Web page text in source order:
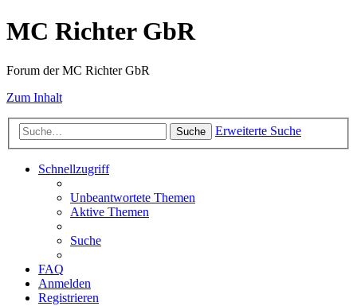
MC Richter GbR
Forum der MC Richter GbR
Zum Inhalt
Suche Erweiterte Suche
Schnellzugriff
Unbeantwortete Themen
Aktive Themen
Suche
FAQ
Anmelden
Registrieren